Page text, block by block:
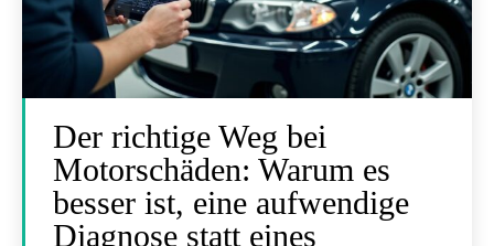
Der richtige Weg bei
Motorschäden: Warum es
besser ist, eine aufwendige
Diagnose statt eines